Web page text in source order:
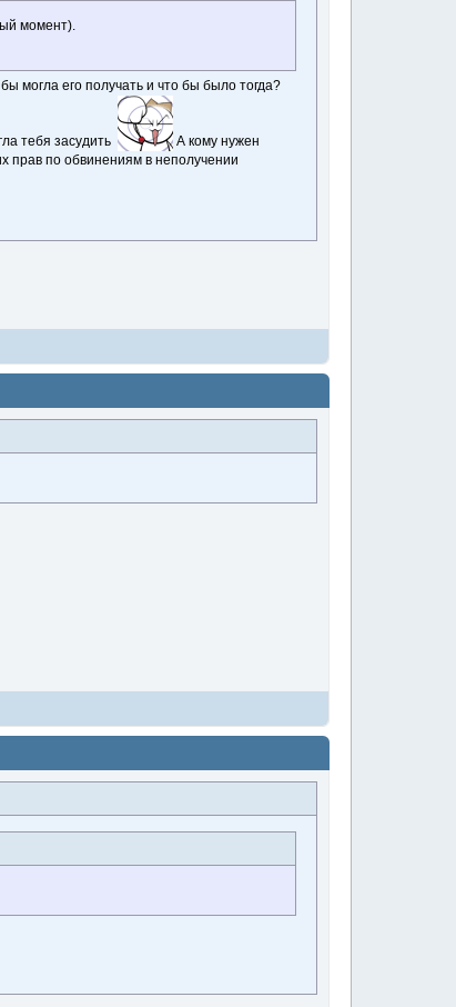
момент).
могла его получать и что бы было тогда?
тебя засудить
А кому нужен
прав по обвинениям в неполучении